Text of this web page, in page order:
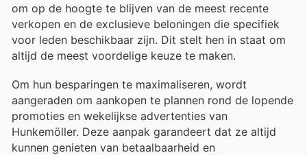
om op de hoogte te blijven van de meest recente
verkopen en de exclusieve beloningen die specifiek
voor leden beschikbaar zijn. Dit stelt hen in staat om
altijd de meest voordelige keuze te maken.
Om hun besparingen te maximaliseren, wordt
aangeraden om aankopen te plannen rond de lopende
promoties en wekelijkse advertenties van
Hunkemöller. Deze aanpak garandeert dat ze altijd
kunnen genieten van betaalbaarheid en